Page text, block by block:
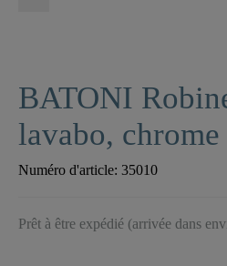
BATONI
lavabo, chrome
Numéro d'article: 35010
Prêt à être expédié (arrivée dans